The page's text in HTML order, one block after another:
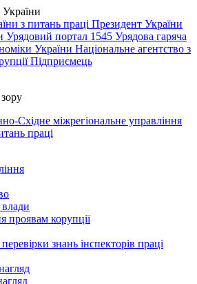
з питань праці Президент України
Урядовий портал 1545 Урядова гаряча
України Національне агентство з
Підприємець
Східне міжрегіональне управління
праці
проявам корупції
знань інспекторів праці